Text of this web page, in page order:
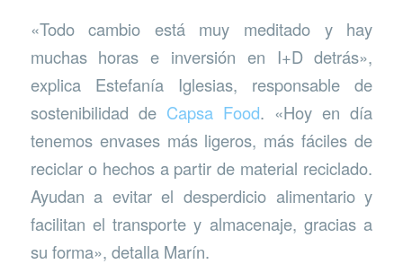
«Todo cambio está muy meditado y hay
muchas horas e inversión en I+D detrás»,
explica Estefanía Iglesias, responsable de
sostenibilidad de Capsa Food. «Hoy en día
tenemos envases más ligeros, más fáciles de
reciclar o hechos a partir de material reciclado.
Ayudan a evitar el desperdicio alimentario y
facilitan el transporte y almacenaje, gracias a
su forma», detalla Marín.